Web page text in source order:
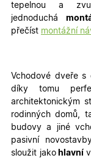
tepelnou a
jednoduchá
přečíst montážní
Vchodové dveře s
díky tomu
architektonickým
rodinných domů,
budovy a jiné
pasivní
sloužit jakohlavní